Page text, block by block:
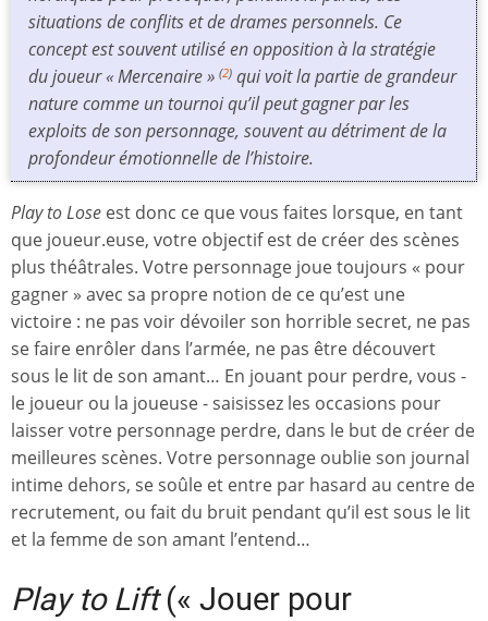
situations de conflits et de drames personnels. Ce
concept est souvent utilisé en opposition à la stratégie
du joueur « Mercenaire » (2) qui voit la partie de grandeur
nature comme un tournoi qu’il peut gagner par les
exploits de son personnage, souvent au détriment de la
profondeur émotionnelle de l’histoire.
Play to Lose est donc ce que vous faites lorsque, en tant
que joueur.euse, votre objectif est de créer des scènes
plus théâtrales. Votre personnage joue toujours « pour
gagner » avec sa propre notion de ce qu’est une
victoire : ne pas voir dévoiler son horrible secret, ne pas
se faire enrôler dans l’armée, ne pas être découvert
sous le lit de son amant… En jouant pour perdre, vous -
le joueur ou la joueuse - saisissez les occasions pour
laisser votre personnage perdre, dans le but de créer de
meilleures scènes. Votre personnage oublie son journal
intime dehors, se soûle et entre par hasard au centre de
recrutement, ou fait du bruit pendant qu’il est sous le lit
et la femme de son amant l’entend…
Play to Lift(« Jouer pour